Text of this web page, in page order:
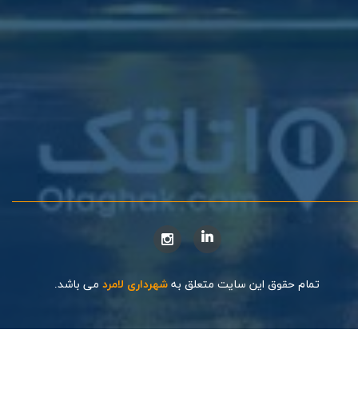
تمام حقوق این سایت متعلق به شهرداری لامرد می باشد.